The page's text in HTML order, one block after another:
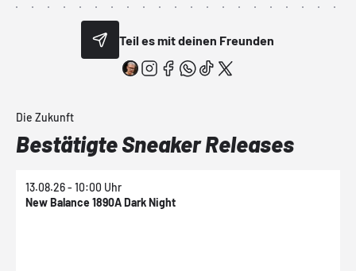
Teil es mit deinen Freunden
Die Zukunft
Bestätigte Sneaker Releases
13.08.26 - 10:00 Uhr
New Balance 1890A Dark Night